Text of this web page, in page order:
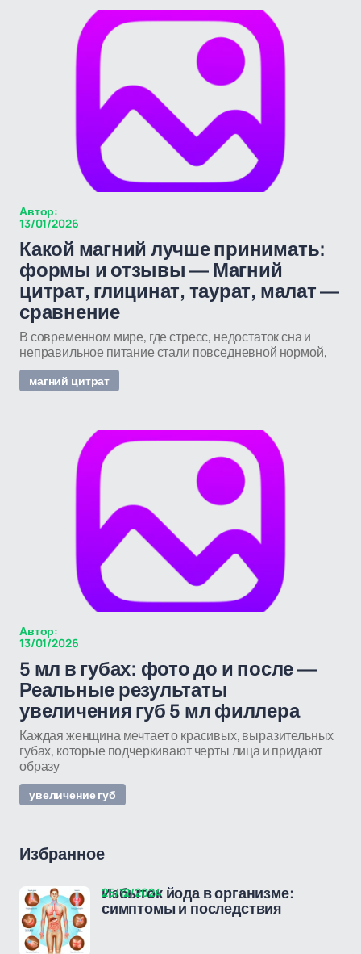
Автор:
13/01/2026
Какой магний лучше принимать:
формы и отзывы — Магний
цитрат, глицинат, таурат, малат —
сравнение
В современном мире, где стресс, недостаток сна и
неправильное питание стали повседневной нормой,
магний цитрат
Автор:
13/01/2026
5 мл в губах: фото до и после —
Реальные результаты
увеличения губ 5 мл филлера
Каждая женщина мечтает о красивых, выразительных
губах, которые подчеркивают черты лица и придают
образу
увеличение губ
Избранное
Избыток йода в организме:
симптомы и последствия
25/12/2024